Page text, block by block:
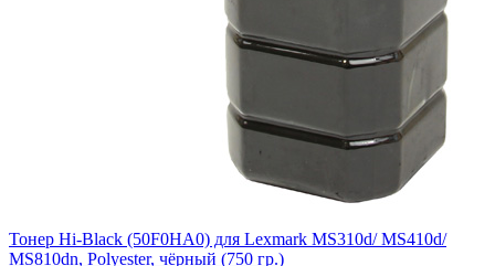
Тонер Hi-Black (50F0HA0) для Lexmark MS310d/ MS410d/
MS810dn, Polyester, чёрный (750 гр.)